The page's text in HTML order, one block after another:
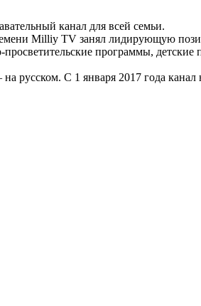
канал для всей семьи.
Milliy TV занял лидирующую
программы,
С 1 января 2017 года канал